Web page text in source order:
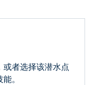
者选择该潜水点
。